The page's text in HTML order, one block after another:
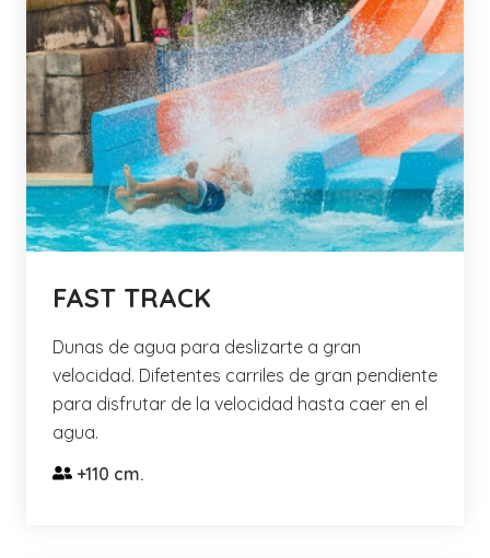
FAST TRACK
Dunas de agua para deslizarte a gran
velocidad. Difetentes carriles de gran pendiente
para disfrutar de la velocidad hasta caer en el
agua.
+110 cm.